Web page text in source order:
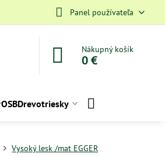
Panel používateľa
Nákupný košík
0 €
OSBDrevotriesky
Vysoký lesk /mat EGGER